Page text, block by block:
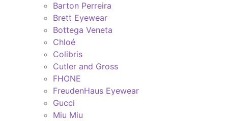
Barton Perreira
Brett Eyewear
Bottega Veneta
Chloé
Colibris
Cutler and Gross
FHONE
FreudenHaus Eyewear
Gucci
Miu Miu